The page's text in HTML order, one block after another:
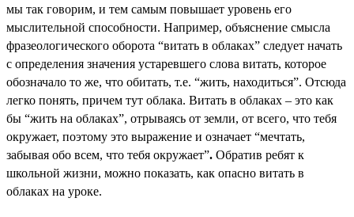
мы так говорим, и тем самым повышает уровень его
мыслительной способности. Например, объяснение смысла
фразеологического оборота “витать в облаках” следует начать
с определения значения устаревшего слова витать, которое
обозначало то же, что обитать, т.е. “жить, находиться”. Отсюда
легко понять, причем тут облака. Витать в облаках – это как
бы “жить на облаках”, отрываясь от земли, от всего, что тебя
окружает, поэтому это выражение и означает “мечтать,
забывая обо всем, что тебя окружает”. Обратив ребят к
школьной жизни, можно показать, как опасно витать в
облаках на уроке.